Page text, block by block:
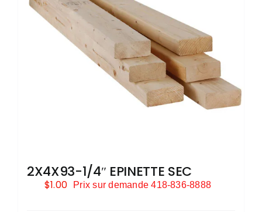
2X4X93-1/4″ EPINETTE SEC
$1.00 Prix sur demande 418-836-8888